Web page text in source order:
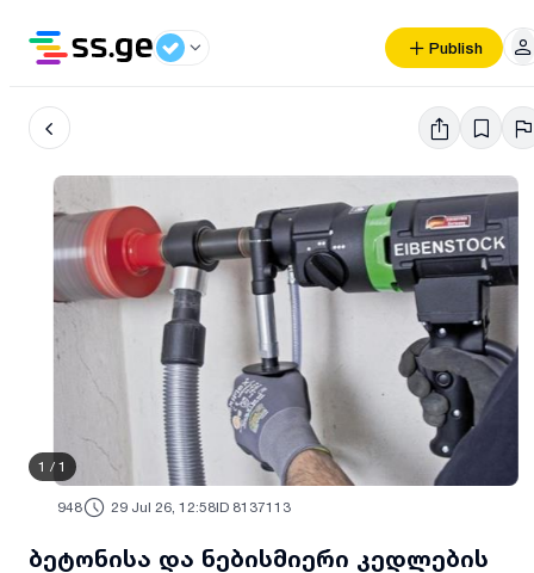
Publish
1 / 1
948 29 Jul 26, 12:58ID 8137113
ბეტონისა და ნებისმიერი კედლების